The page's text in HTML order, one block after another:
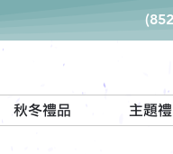
秋冬禮品 主題